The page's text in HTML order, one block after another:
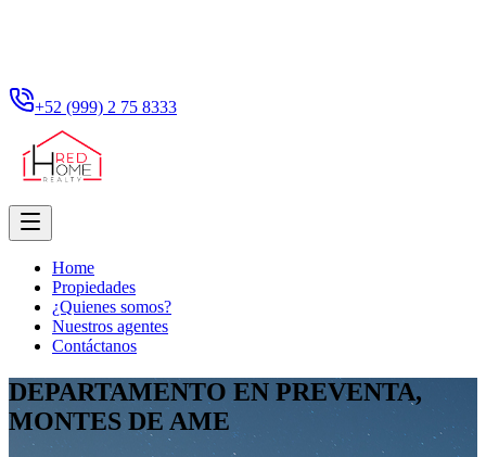
+52 (999) 2 75 8333
Home
Propiedades
¿Quienes somos?
Nuestros agentes
Contáctanos
DEPARTAMENTO EN PREVENTA,
MONTES DE AME